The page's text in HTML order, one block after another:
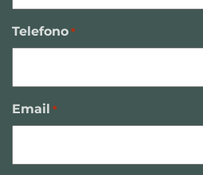
Telefono *
Email *